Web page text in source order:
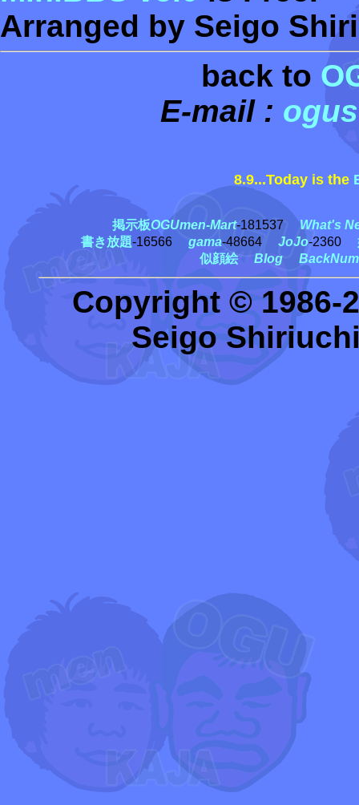
Arranged by Seigo
back to
E-mail :
8.9...Today is the
掲示板OGUmen-Mart-181537What's
書き放題-16566 gama-48664 JoJo-2360
似顔絵
Blog
Copyright © 1986-
Seigo